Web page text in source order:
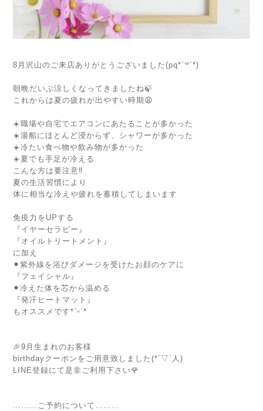
8月沢山のご来店ありがとうございました(pq*´꒳`*)
朝晩だいぶ涼しくなってきましたね🍃
これからは夏の疲れが出やすい時期😩
☀️職場や自宅でエアコンにあたることが多かった
☀️湯船にほとんど浸からず、シャワーが多かった
☀️冷たい食べ物や飲み物が多かった
☀️夏でも手足が冷える
こんな方は要注意‼️
夏の生活習慣により
体に相当な冷えや疲れを蓄積してしまいます
免疫力をUPする
『イヤーセラピー』
『オイルトリートメント』
に加え
⚫︎紫外線を浴びダメージを受けたお顔のケアに
『フェイシャル』
⚫︎冷えた体を芯から温める
『発汗ヒートマット』
もオススメです*ˊᵕˋ*
🎉9月生まれのお客様
birthdayクーポンをご用意致しました(*´▽`人)
LINE登録にて是非ご利用下さい🌹
………ご予約について………